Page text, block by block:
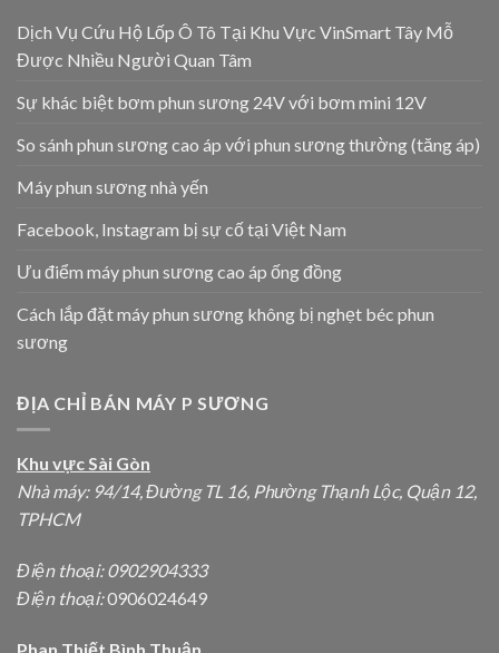
Dịch Vụ Cứu Hộ Lốp Ô Tô Tại Khu Vực VinSmart Tây Mỗ
Được Nhiều Người Quan Tâm
Sự khác biệt bơm phun sương 24V với bơm mini 12V
So sánh phun sương cao áp với phun sương thường (tăng áp)
Máy phun sương nhà yến
Facebook, Instagram bị sự cố tại Việt Nam
Ưu điểm máy phun sương cao áp ống đồng
Cách lắp đặt máy phun sương không bị nghẹt béc phun
sương
ĐỊA CHỈ BÁN MÁY P SƯƠNG
Khu vực Sài Gòn
Nhà máy: 94/14, Đường TL 16, Phường Thạnh Lộc, Quận 12,
TPHCM
Điện thoại:0902904333
Điện thoại:0906024649